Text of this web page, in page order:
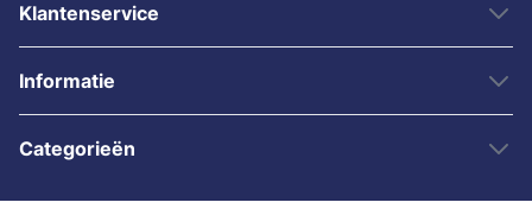
Klantenservice
Informatie
Categorieën